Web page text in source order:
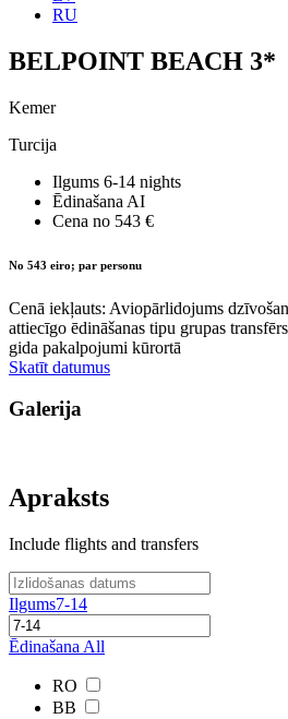
RU
BELPOINT BEACH 3*
Kemer
Turcija
Ilgums 6-14 nights
Ēdinašana AI
Cena no 543 €
No 543 eiro; par personu
Cenā iekļauts: Aviopārlidojums
attiecīgo ēdināšanas tipu grupas
gida pakalpojumi kūrortā
Skatīt datumus
Galerija
Apraksts
Include flights and transfers
Ilgums7-14
Ēdinašana All
RO
BB